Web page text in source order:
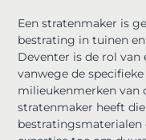
Een stratenmaker is
bestrating in tuinen
Deventer is de rol
vanwege de
milieukenmerken van
stratenmaker heeft
bestratingsmaterialen